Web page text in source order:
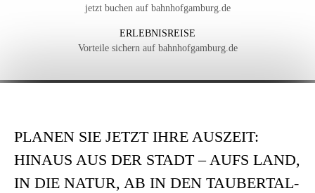
jetzt buchen auf bahnhofgamburg.de
ERLEBNISREISE
Vorteile sichern auf bahnhofgamburg.de
PLANEN SIE JETZT IHRE AUSZEIT:
HINAUS AUS DER STADT – AUFS LAND,
IN DIE NATUR, AB IN DEN TAUBERTAL-